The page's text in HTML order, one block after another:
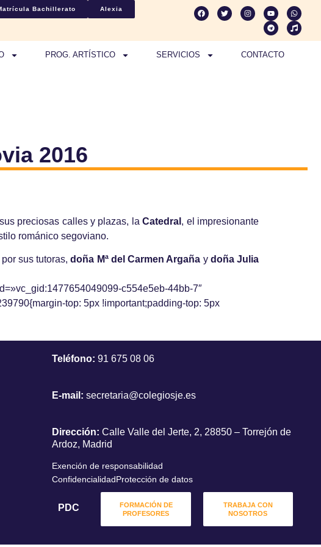
Bachillerato Alexia
PROG. ARTÍSTICO SERVICIOS CONTACTO
2016
preciosas calles y plazas, laCatedral , el impresionante
románico segoviano.
por sus tutoras,doña Mª del Carmen Argaña y doña Julia
c554e5eb-44bb-7″
top: 5px !important;padding-top: 5px
Teléfono: 91 675 08 06
E-mail: secretaria@colegiosje.es
Dirección: Calle Valle del Jerte, 2, 28850 – Torrejón de
Ardoz, Madrid
Exención de responsabilidad
ConfidencialidadProtección de datos
PDC
FORMACIÓN DE
PROFESORES
TRABAJA CON
NOSOTROS